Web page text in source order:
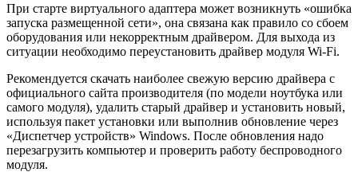
При старте виртуального адаптера может возникнуть «ошибка
запуска размещенной сети», она связана как правило со сбоем
оборудования или некорректным драйвером. Для выхода из
ситуации необходимо переустановить драйвер модуля Wi-Fi.
Рекомендуется скачать наиболее свежую версию драйвера с
официального сайта производителя (по модели ноутбука или
самого модуля), удалить старый драйвер и установить новый,
используя пакет установки или выполнив обновление через
«Диспетчер устройств» Windows. После обновления надо
перезагрузить компьютер и проверить работу беспроводного
модуля.